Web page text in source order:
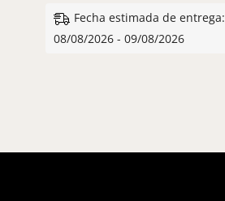
Fecha estimada de entrega:
08/08/2026 - 09/08/2026